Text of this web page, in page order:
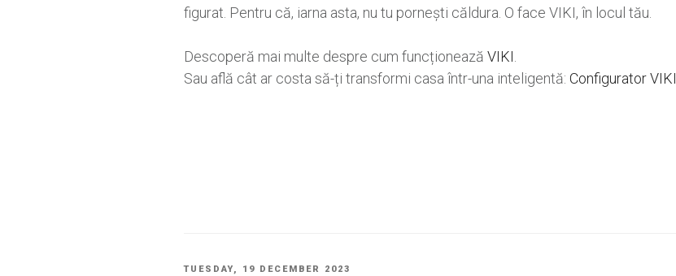
figurat. Pentru că, iarna asta, nu tu pornești căldura. O face VIKI, în locul tău.
Descoperă mai multe despre cum funcționează VIKI
Sau află cât ar costa să-ți transformi casa într-una inteligentă: Configurator VIKI
POSTED
TUESDAY, 19 DECEMBER 2023